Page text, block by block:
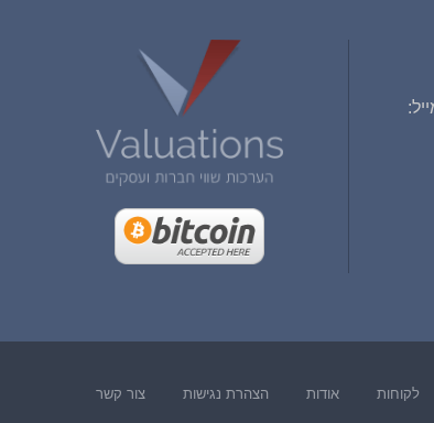
לקוחות אודות הצהרת נגישות צור קשר